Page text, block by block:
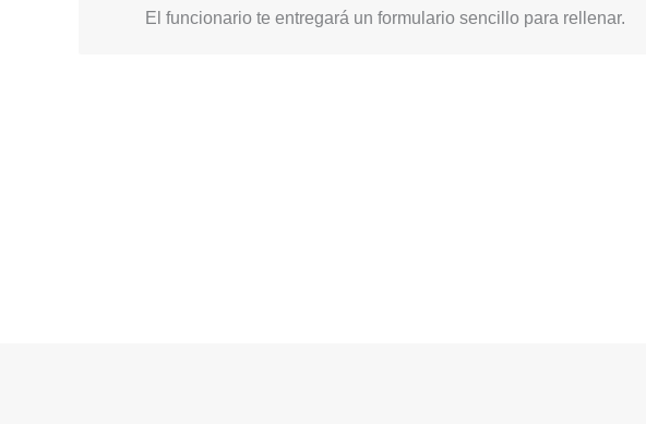
El funcionario te entregará un formulario sencillo para rellenar.